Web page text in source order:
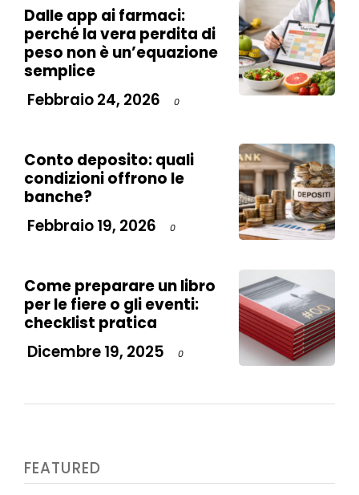
Dalle app ai farmaci:
perché la vera perdita di
peso non è un’equazione
semplice
Febbraio 24, 2026
0
Conto deposito: quali
condizioni offrono le
banche?
Febbraio 19, 2026
0
Come preparare un libro
per le fiere o gli eventi:
checklist pratica
Dicembre 19, 2025
0
FEATURED